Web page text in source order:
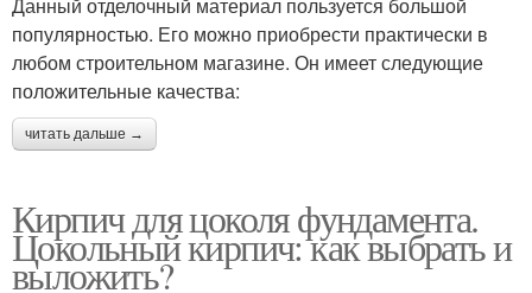
популярностью. Его можно приобрести практически в
любом строительном магазине. Он имеет следующие
положительные качества:
читать дальше →
Кирпич для цоколя фундамента.
Цокольный кирпич: как выбрать и
выложить?